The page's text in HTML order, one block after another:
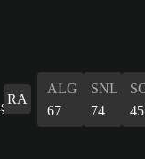
RA
ALG
67
SNL
74
45